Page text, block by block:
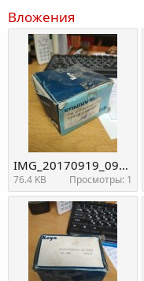
Вложения
IMG_20170919_090136.jpg
76.4 KB Просмотры: 1